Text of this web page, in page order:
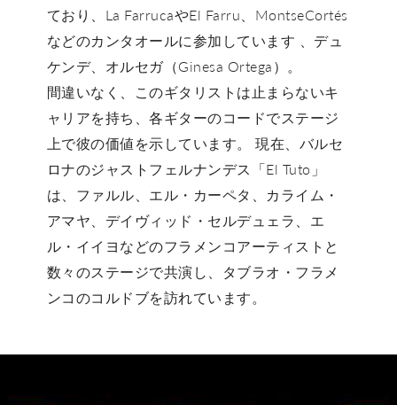
ており、La FarrucaやEl Farru、MontseCortés
などのカンタオールに参加しています 、デュ
ケンデ、オルセガ（Ginesa Ortega）。
間違いなく、このギタリストは止まらないキ
ャリアを持ち、各ギターのコードでステージ
上で彼の価値を示しています。 現在、バルセ
ロナのジャストフェルナンデス「El Tuto」
は、ファルル、エル・カーペタ、カライム・
アマヤ、デイヴィッド・セルデュェラ、エ
ル・イイヨなどのフラメンコアーティストと
数々のステージで共演し、タブラオ・フラメ
ンコのコルドブを訪れています。